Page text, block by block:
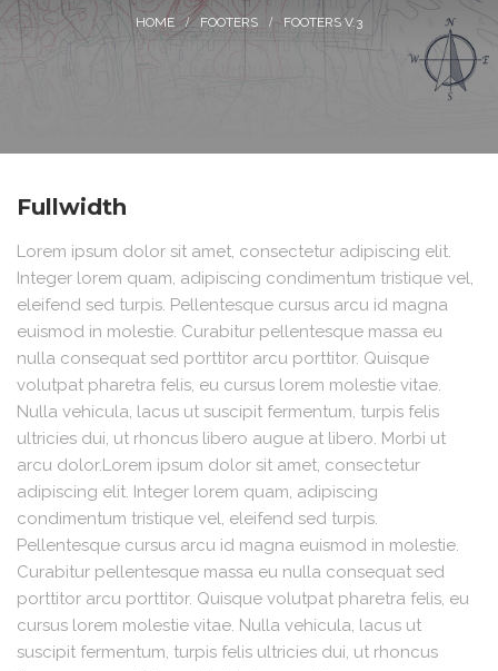
FOOTERS FOOTERS V.3
Fullwidth
Lorem ipsum dolor sit amet, consectetur adipiscing elit.
Integer lorem quam, adipiscing condimentum tristique vel,
eleifend sed turpis. Pellentesque cursus arcu id magna
euismod in molestie. Curabitur pellentesque massa eu
nulla consequat sed porttitor arcu porttitor. Quisque
volutpat pharetra felis, eu cursus lorem molestie vitae.
Nulla vehicula, lacus ut suscipit fermentum, turpis felis
ultricies dui, ut rhoncus libero augue at libero. Morbi ut
arcu dolor.Lorem ipsum dolor sit amet, consectetur
adipiscing elit. Integer lorem quam, adipiscing
condimentum tristique vel, eleifend sed turpis.
Pellentesque cursus arcu id magna euismod in molestie.
Curabitur pellentesque massa eu nulla consequat sed
porttitor arcu porttitor. Quisque volutpat pharetra felis, eu
cursus lorem molestie vitae. Nulla vehicula, lacus ut
suscipit fermentum, turpis felis ultricies dui, ut rhoncus